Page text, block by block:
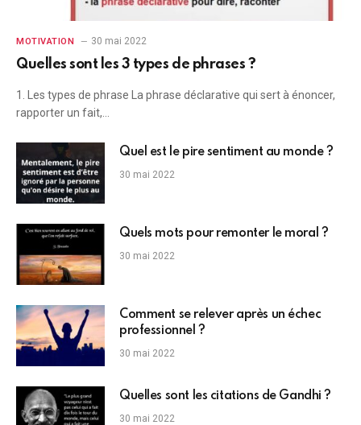
MOTIVATION 30 mai 2022
Quelles sont les 3 types de phrases ?
1. Les types de phrase La phrase déclarative qui sert à énoncer,
rapporter un fait,…
Quel est le pire sentiment au monde ?
30 mai 2022
Quels mots pour remonter le moral ?
30 mai 2022
Comment se relever après un échec
professionnel ?
30 mai 2022
Quelles sont les citations de Gandhi ?
30 mai 2022